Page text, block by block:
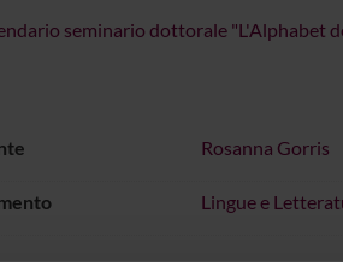
seminario dottorale "L'Alphabet
Rosanna Gorris
Lingue e